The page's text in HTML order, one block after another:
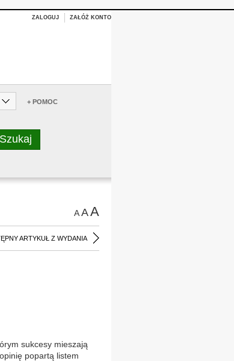
ZALOGUJ ZAŁÓŻ KONTO
+ POMOC
AAA
ARTYKUŁ Z WYDANIA
sukcesy mieszają
popartą listem